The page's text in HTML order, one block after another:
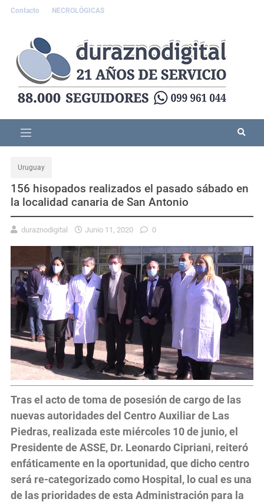
Contacto NECROLÓGICAS
Uruguay
156 hisopados realizados el pasado sábado en
la localidad canaria de San Antonio
duraznodigital Junio 11, 2020 0
Tras el acto de toma de posesión de cargo de las
nuevas autoridades del Centro Auxiliar de Las
Piedras, realizada este miércoles 10 de junio, el
Presidente de ASSE, Dr. Leonardo Cipriani, reiteró
enfáticamente en la oportunidad, que dicho centro
será re-categorizado como Hospital, lo cual es una
de las prioridades de esta Administración para la